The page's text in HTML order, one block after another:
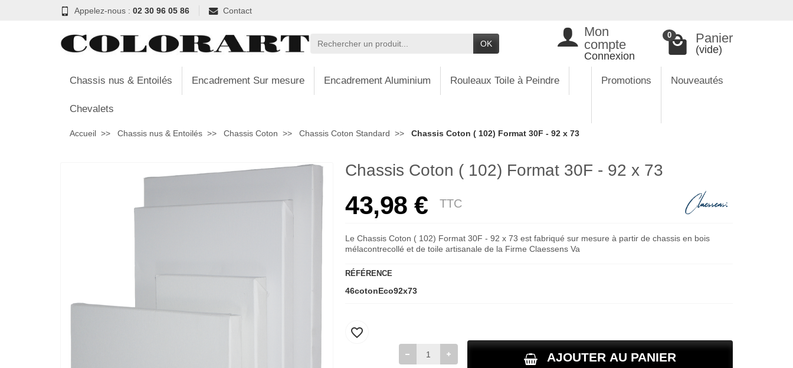
Appelez-nous : 02 30 96 05 86 Contact
OK
Mon
compte
Connexion
0 Panier
(vide)
Chassis nus & Entoilés Encadrement Sur mesure Encadrement Aluminium Rouleaux Toile à Peindre
Chevalets
Promotions Nouveautés
Accueil Chassis nus & Entoilés Chassis Coton Chassis Coton Standard Chassis Coton ( 102) Format 30F - 92 x 73
Chassis Coton ( 102) Format 30F - 92 x 73
43,98 € TTC
Le Chassis Coton ( 102) Format 30F - 92 x 73 est fabriqué sur mesure à partir de chassis en bois
mélacontrecollé et de toile artisanale de la Firme Claessens Va
RÉFÉRENCE
46cotonEco92x73
AJOUTER AU PANIER
favorite_border